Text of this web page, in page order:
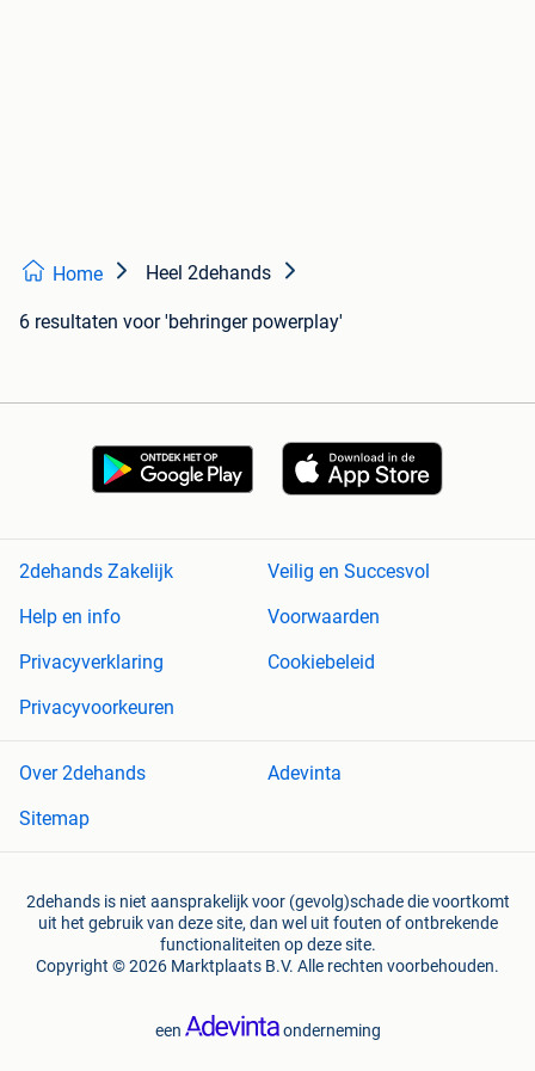
Home Heel 2dehands
6 resultaten voor 'behringer powerplay'
2dehands Zakelijk
Veilig en Succesvol
Help en info
Voorwaarden
Privacyverklaring
Cookiebeleid
Privacyvoorkeuren
Over 2dehands
Adevinta
Sitemap
2dehands is niet aansprakelijk voor (gevolg)schade die voortkomt
uit het gebruik van deze site, dan wel uit fouten of ontbrekende
functionaliteiten op deze site.
Copyright © 2026 Marktplaats B.V. Alle rechten voorbehouden.
een onderneming